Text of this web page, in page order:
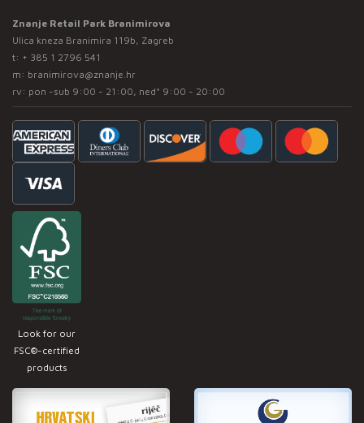
Znanje Retail Park Branimirova
Ulica kneza Branimira 119b, Zagreb
t: + 385 1 2796 541
m: branimirova@znanje.hr
rv: pon -sub 9:00 - 21:00, ned* 9:00 - 20:00
Look for our
FSC®-certified
products